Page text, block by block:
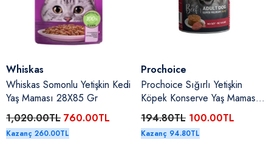
Satıcı:
Whiskas
Whiskas Somonlu Yetişkin Kedi
Yaş Maması 28X85 Gr
1,020.00TL 760.00TL
Kazanç 260.00TL
Satıcı:
Prochoice
Prochoice Sığırlı Yetişkin
Köpek Konserve Yaş Maması
400 Gr
194.80TL 100.00TL
Kazanç 94.80TL